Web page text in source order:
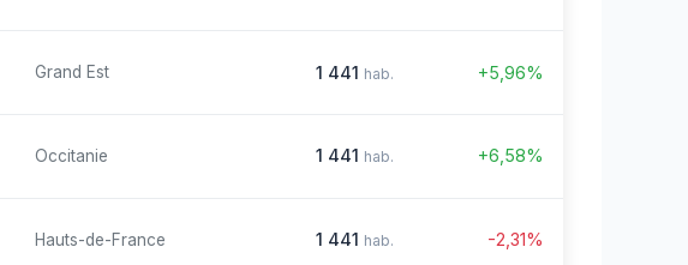
Grand Est 1 441 hab. +5,96%
Occitanie 1 441 hab. +6,58%
Hauts-de-France 1 441 hab. -2,31%